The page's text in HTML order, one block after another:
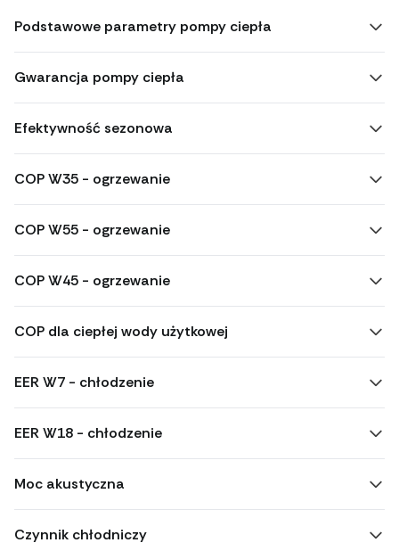
Podstawowe parametry pompy ciepła
Gwarancja pompy ciepła
Efektywność sezonowa
COP W35 - ogrzewanie
COP W55 - ogrzewanie
COP W45 - ogrzewanie
COP dla ciepłej wody użytkowej
EER W7 - chłodzenie
EER W18 - chłodzenie
Moc akustyczna
Czynnik chłodniczy